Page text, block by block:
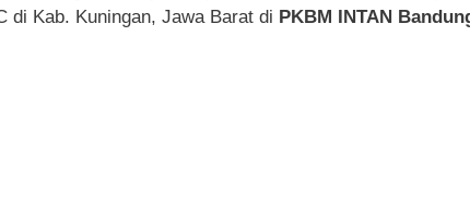
di Kab. Kuningan, Jawa Barat di PKBM INTAN